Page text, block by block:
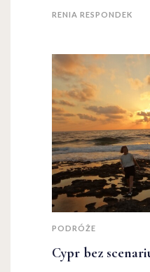
RENIA RESPONDEK
PODRÓŻE
Cypr bez